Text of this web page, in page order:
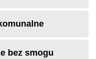
bez smogu